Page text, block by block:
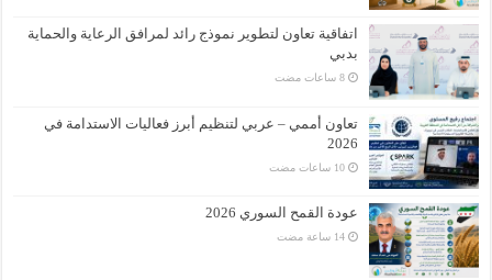
اتفاقية تعاون لتطوير نموذج رائد لمرافق الرعاية والحماية
بدبي
تعاون أممي – عربي لتنظيم أبرز فعاليات الاستدامة في
2026
عودة القمح السوري 2026